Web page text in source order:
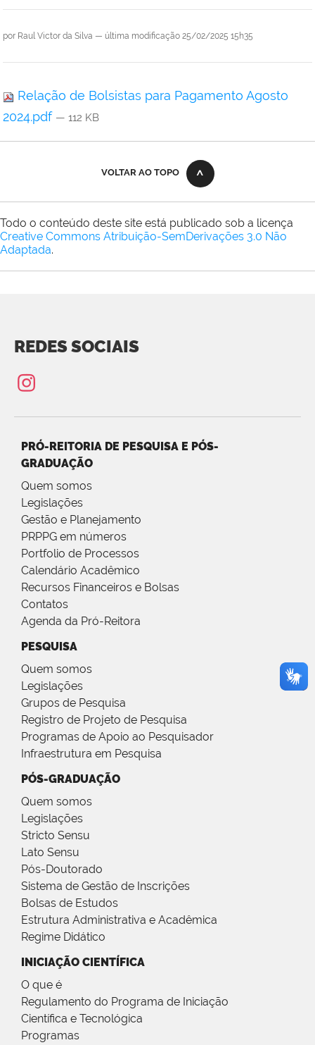
por Raul Victor da Silva — última modificação 25/02/2025 15h35
Relação de Bolsistas para Pagamento Agosto
2024.pdf — 112 KB
VOLTAR AO TOPO
Todo o conteúdo deste site está publicado sob a licença
Creative Commons Atribuição-SemDerivações 3.0 Não
Adaptada.
REDES SOCIAIS
PRÓ-REITORIA DE PESQUISA E PÓS-
GRADUAÇÃO
Quem somos
Legislações
Gestão e Planejamento
PRPPG em números
Portfolio de Processos
Calendário Acadêmico
Recursos Financeiros e Bolsas
Contatos
Agenda da Pró-Reitora
PESQUISA
Quem somos
Legislações
Grupos de Pesquisa
Registro de Projeto de Pesquisa
Programas de Apoio ao Pesquisador
Infraestrutura em Pesquisa
PÓS-GRADUAÇÃO
Quem somos
Legislações
Stricto Sensu
Lato Sensu
Pós-Doutorado
Sistema de Gestão de Inscrições
Bolsas de Estudos
Estrutura Administrativa e Acadêmica
Regime Didático
INICIAÇÃO CIENTÍFICA
O que é
Regulamento do Programa de Iniciação
Científica e Tecnológica
Programas